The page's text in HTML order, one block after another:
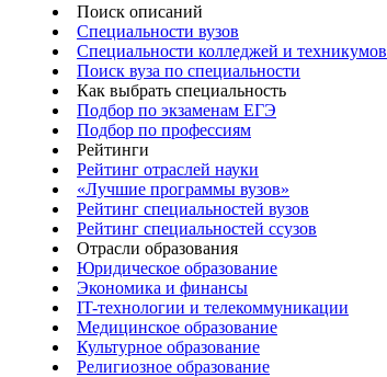
Поиск описаний
Специальности вузов
Специальности колледжей и техникумов
Поиск вуза по специальности
Как выбрать специальность
Подбор по экзаменам ЕГЭ
Подбор по профессиям
Рейтинги
Рейтинг отраслей науки
«Лучшие программы вузов»
Рейтинг специальностей вузов
Рейтинг специальностей ссузов
Отрасли образования
Юридическое образование
Экономика и финансы
IT-технологии и телекоммуникации
Медицинское образование
Культурное образование
Религиозное образование